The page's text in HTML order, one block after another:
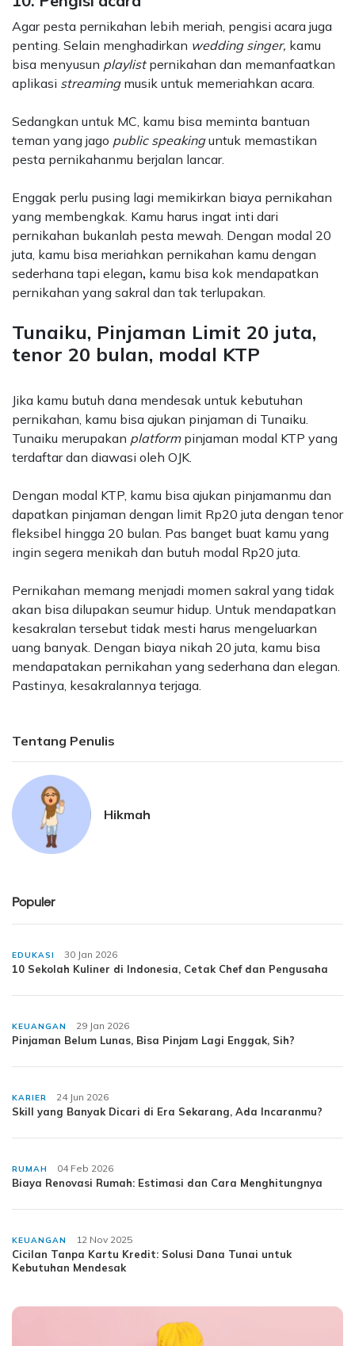
Agar pesta pernikahan lebih meriah, pengisi acara juga
penting. Selain menghadirkan wedding singer, kamu
bisa menyusun playlistpernikahan dan memanfaatkan
aplikasi streamingmusik untuk memeriahkan acara.
Sedangkan untuk MC, kamu bisa meminta bantuan
teman yang jago public speakinguntuk memastikan
pesta pernikahanmu berjalan lancar.
Enggak perlu pusing lagi memikirkan biaya pernikahan
yang membengkak. Kamu harus ingat inti dari
pernikahan bukanlah pesta mewah. Dengan modal 20
juta, kamu bisa meriahkan pernikahan kamu dengan
sederhana tapi elegan, kamu bisa kok mendapatkan
pernikahan yang sakral dan tak terlupakan.
Tunaiku, Pinjaman Limit 20 juta,
tenor 20 bulan, modal KTP
Jika kamu butuh dana mendesak untuk kebutuhan
pernikahan, kamu bisa ajukan pinjaman di Tunaiku.
Tunaiku merupakan platformpinjaman modal KTP yang
terdaftar dan diawasi oleh OJK.
Dengan modal KTP, kamu bisa ajukan pinjamanmu dan
dapatkan pinjaman dengan limit Rp20 juta dengan tenor
fleksibel hingga 20 bulan. Pas banget buat kamu yang
ingin segera menikah dan butuh modal Rp20 juta.
Pernikahan memang menjadi momen sakral yang tidak
akan bisa dilupakan seumur hidup. Untuk mendapatkan
kesakralan tersebut tidak mesti harus mengeluarkan
uang banyak. Dengan biaya nikah 20 juta, kamu bisa
mendapatakan pernikahan yang sederhana dan elegan.
Pastinya, kesakralannya terjaga.
Tentang Penulis
Hikmah
Populer
EDUKASI 30 Jan 2026
10 Sekolah Kuliner di Indonesia, Cetak Chef dan Pengusaha
KEUANGAN 29 Jan 2026
Pinjaman Belum Lunas, Bisa Pinjam Lagi Enggak, Sih?
KARIER 24 Jun 2026
Skill yang Banyak Dicari di Era Sekarang, Ada Incaranmu?
RUMAH 04 Feb 2026
Biaya Renovasi Rumah: Estimasi dan Cara Menghitungnya
KEUANGAN 12 Nov 2025
Cicilan Tanpa Kartu Kredit: Solusi Dana Tunai untuk
Kebutuhan Mendesak